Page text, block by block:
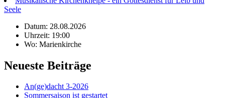
Seele
Datum: 28.08.2026
Uhrzeit: 19:00
Wo: Marienkirche
Neueste Beiträge
An(ge)dacht 3-2026
Sommersaison ist gestartet